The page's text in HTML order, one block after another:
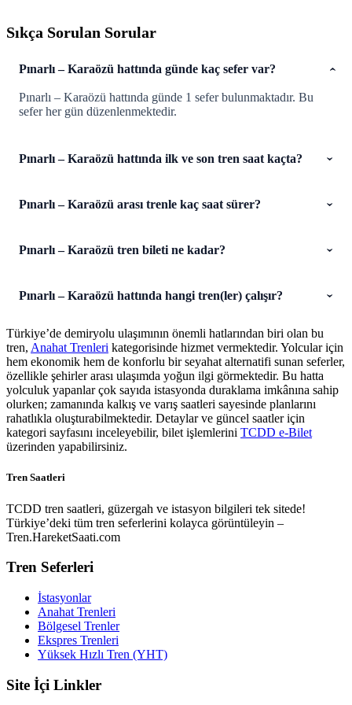
Sıkça Sorulan Sorular
Pınarlı – Karaözü hattında günde kaç sefer var?
Pınarlı – Karaözü hattında günde 1 sefer bulunmaktadır. Bu
sefer her gün düzenlenmektedir.
Pınarlı – Karaözü hattında ilk ve son tren saat kaçta?
Pınarlı – Karaözü arası trenle kaç saat sürer?
Pınarlı – Karaözü tren bileti ne kadar?
Pınarlı – Karaözü hattında hangi tren(ler) çalışır?
Türkiye’de demiryolu ulaşımının önemli hatlarından biri olan bu
tren, Anahat Trenleri kategorisinde hizmet vermektedir. Yolcular için
hem ekonomik hem de konforlu bir seyahat alternatifi sunan seferler,
özellikle şehirler arası ulaşımda yoğun ilgi görmektedir. Bu hatta
yolculuk yapanlar çok sayıda istasyonda duraklama imkânına sahip
olurken; zamanında kalkış ve varış saatleri sayesinde planlarını
rahatlıkla oluşturabilmektedir. Detaylar ve güncel saatler için
kategori sayfasını inceleyebilir, bilet işlemlerini TCDD e-Bilet
üzerinden yapabilirsiniz.
Tren Saatleri
TCDD tren saatleri, güzergah ve istasyon bilgileri tek sitede!
Türkiye’deki tüm tren seferlerini kolayca görüntüleyin –
Tren.HareketSaati.com
Tren Seferleri
İstasyonlar
Anahat Trenleri
Bölgesel Trenler
Ekspres Trenleri
Yüksek Hızlı Tren (YHT)
Site İçi Linkler